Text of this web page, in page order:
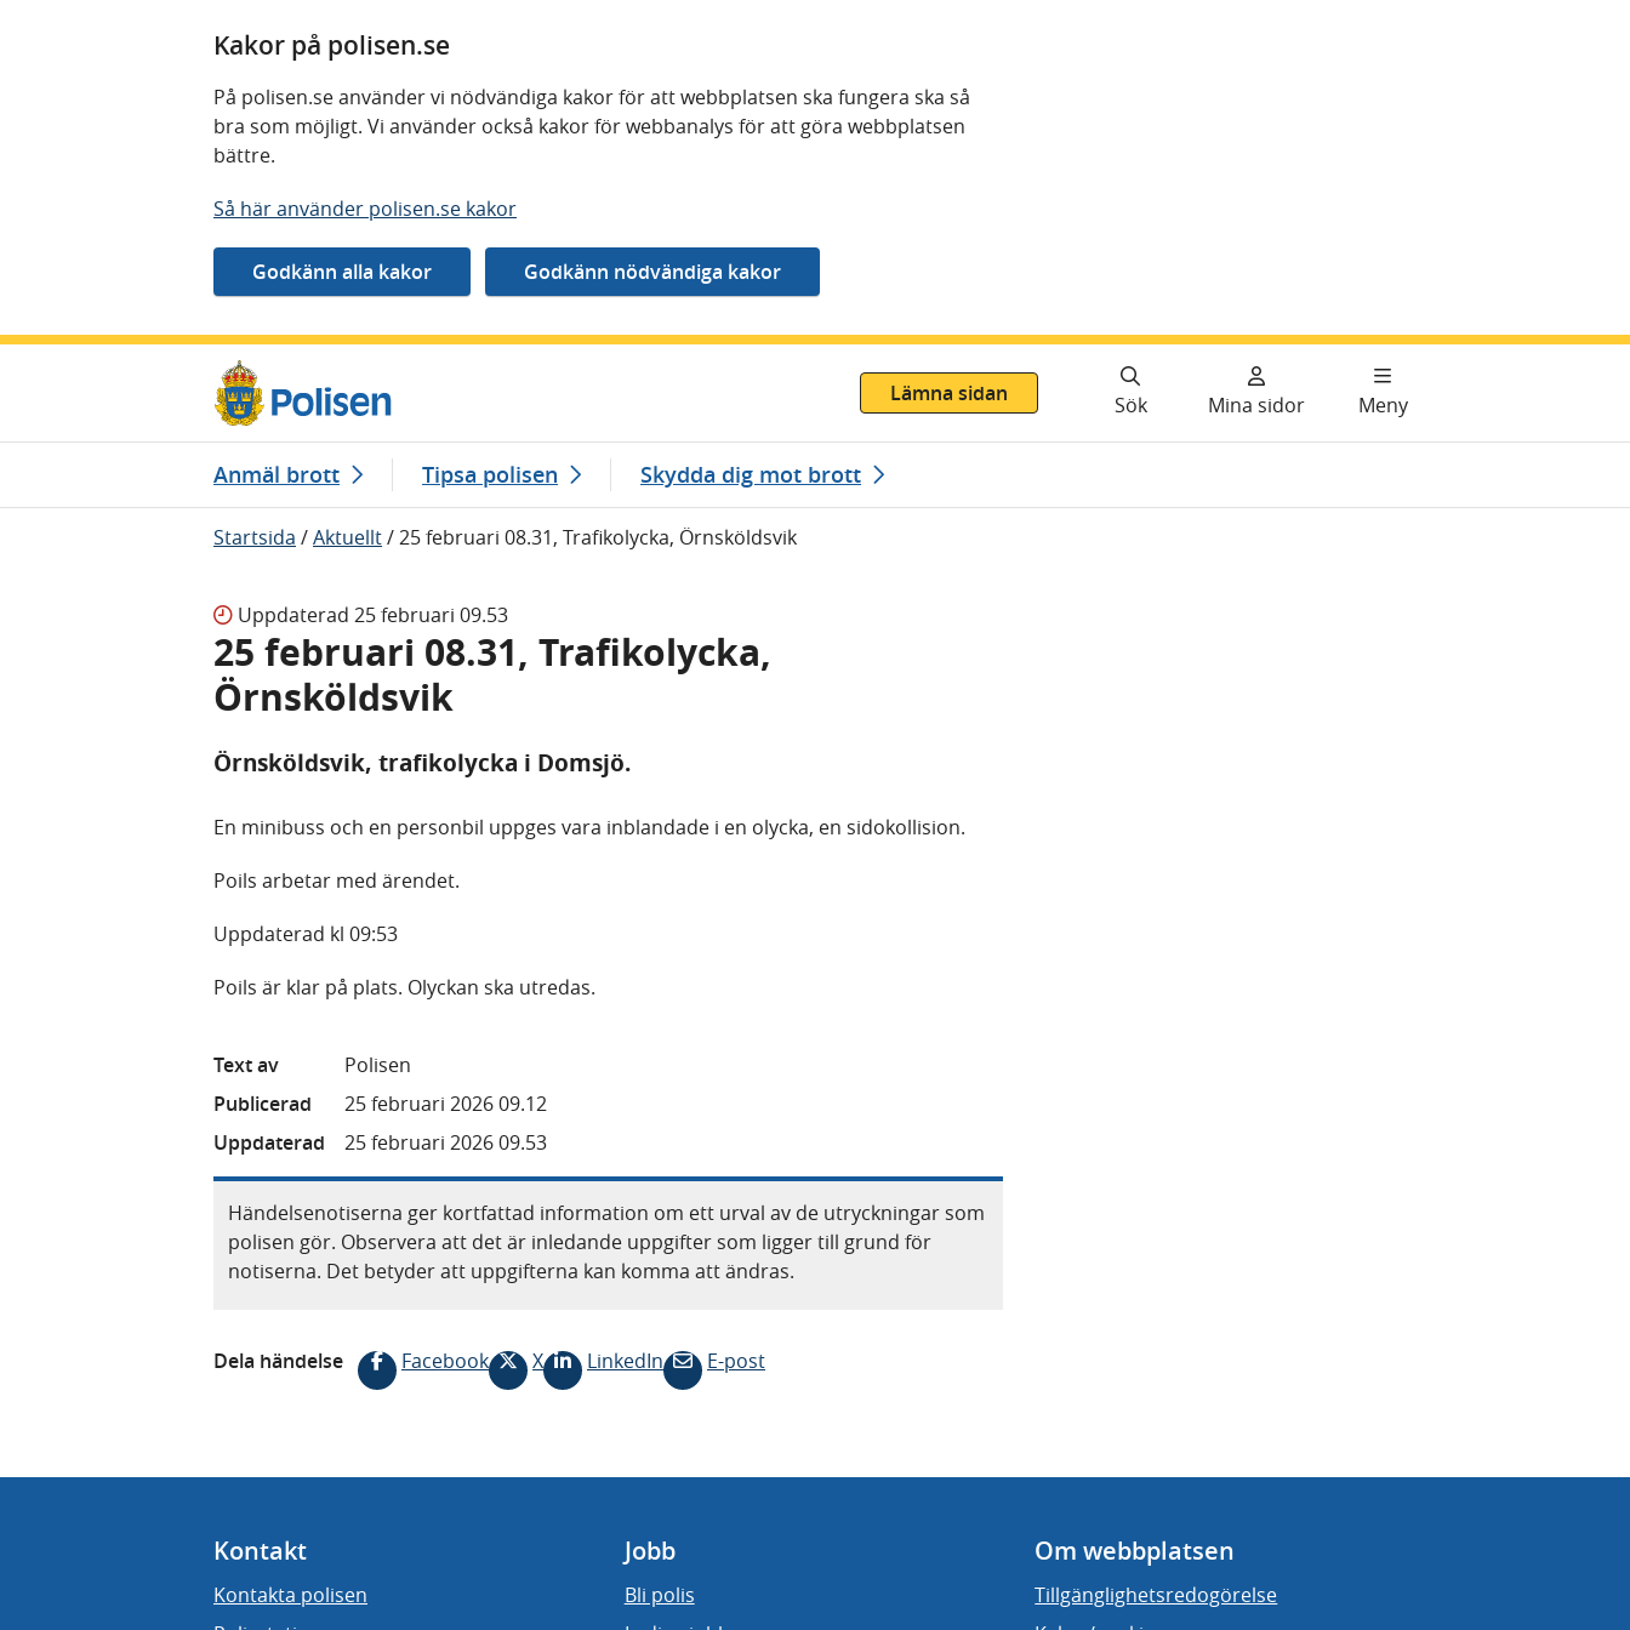
Kakor på polisen.se
På polisen.se använder vi nödvändiga kakor för att webbplatsen ska fungera ska så
bra som möjligt. Vi använder också kakor för webbanalys för att göra webbplatsen
bättre.
Så här använder polisen.se kakor
Lämna sidan
Sök Mina sidor Meny
Anmäl brott Tipsa polisen Skydda dig mot brott
Startsida /Aktuellt/25 februari 08.31, Trafikolycka, Örnsköldsvik
Uppdaterad 25 februari 09.53
25 februari 08.31, Trafikolycka,
Örnsköldsvik
Örnsköldsvik, trafikolycka i Domsjö.
En minibuss och en personbil uppges vara inblandade i en olycka, en sidokollision.
Poils arbetar med ärendet.
Uppdaterad kl 09:53
Poils är klar på plats. Olyckan ska utredas.
Text av
Polisen
Publicerad
25 februari 2026 09.12
Uppdaterad
25 februari 2026 09.53
Händelsenotiserna ger kortfattad information om ett urval av de utryckningar som
polisen gör. Observera att det är inledande uppgifter som ligger till grund för
notiserna. Det betyder att uppgifterna kan komma att ändras.
Dela händelse Facebook X LinkedIn E-post
Kontakt
Kontakta polisen
Jobb
Bli polis
Om webbplatsen
Tillgänglighetsredogörelse